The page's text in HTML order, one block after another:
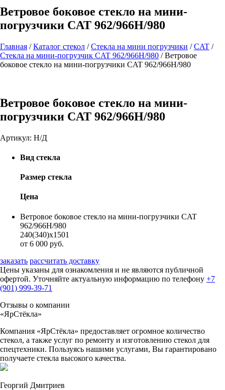
Ветровое боковое стекло на мини-
погрузчики CAT 962/966Н/980
Главная /Каталог стекол /Стекла на мини погрузчики /CAT /
Стекла на мини-погрузчик CAT 962/966Н/980 /Ветровое
боковое стекло на мини-погрузчики CAT 962/966Н/980
Ветровое боковое стекло на мини-
погрузчики CAT 962/966Н/980
Артикул: Н/Д
Вид стекла
Размер стекла
Цена
Ветровое боковое стекло на мини-погрузчики CAT
962/966Н/980
240(340)х1501
от 6 000 руб.
заказать рассчитать доставку
Цены указаны для ознакомления и не являются публичной
офертой. Уточняйте актуальную информацию по телефону +7
(901) 999-39-71
Отзывы о компании
«ЯрСтёкла»
Компания «ЯрСтёкла» предоставляет огромное количество
стекол, а также услуг по ремонту и изготовлению стекол для
спецтехники. Пользуясь нашими услугами, Вы гарантировано
получаете стекла высокого качества.
Георгий Дмитриев